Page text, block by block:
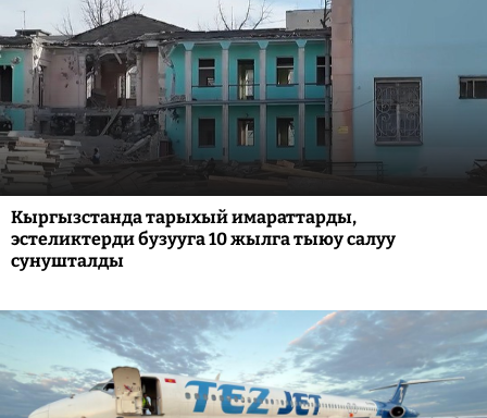
Кыргызстанда тарыхый имараттарды,
эстеликтерди бузууга 10 жылга тыюу салуу
сунушталды